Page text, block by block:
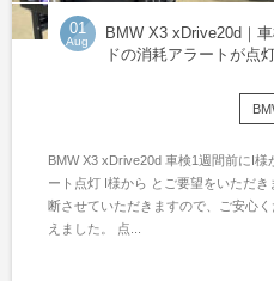
01
Aug
BMW X3 xDrive20d｜
ドの消耗アラートが点
BMW X3 xDrive20d 車検1週間前にI
ート点灯 I様から とご要望をいただ
断させていただきますので、ご安心
えました。 点...